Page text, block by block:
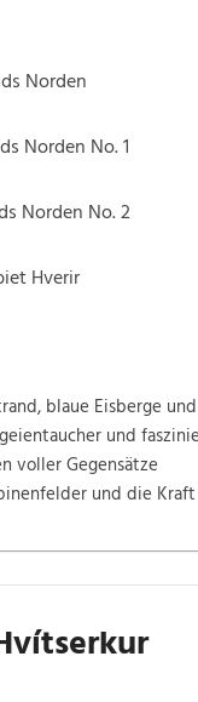
Norden
Norden No. 1
Norden No. 2
Hverir
blaue Eisberge
und
voller Gegensätze
und die